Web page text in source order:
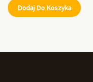
Dodaj Do Koszyka